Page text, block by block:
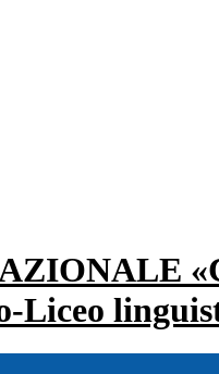
Liceo